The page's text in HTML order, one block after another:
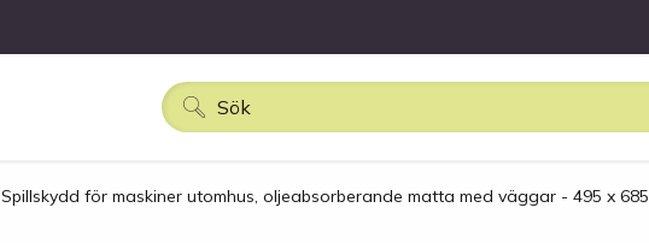
Spillskydd för maskiner utomhus, oljeabsorberande matta med väggar - 495 x 685